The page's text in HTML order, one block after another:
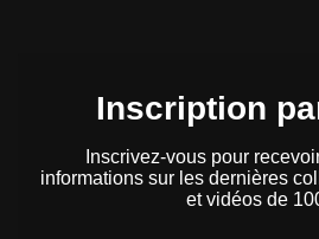
Inscription
Inscrivez-vous pour
informations sur les dernières
et vidéos de